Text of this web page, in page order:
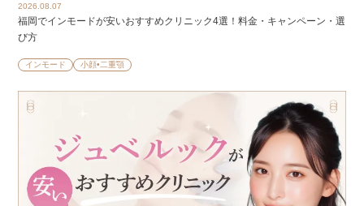
2026.08.07
福岡でインモードが安いおすすめクリニック4選！料金・キャンペーン・選
び方
インモード 小顔•二重顎